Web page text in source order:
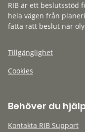
RIB är ett beslutsstöd
hela vägen från
fatta rätt beslut när
Tillgänglighet
Cookies
Behöver du
Kontakta RIB Support